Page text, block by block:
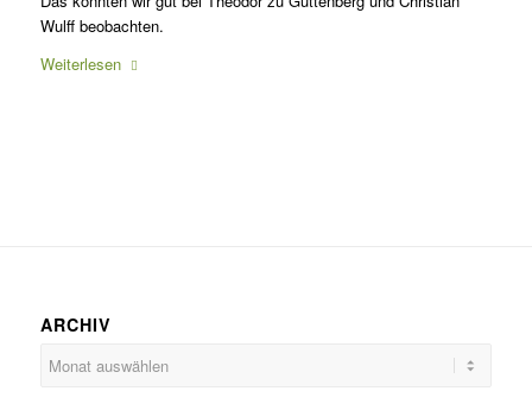
Wulff beobachten.
Weiterlesen
ARCHIV